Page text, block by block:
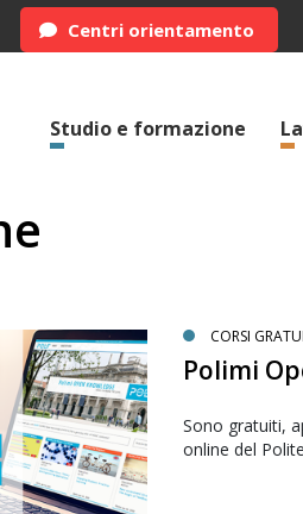
Centri orientamento
Studio e formazione
CORSI
Polimi
Sono gratuiti,
online del